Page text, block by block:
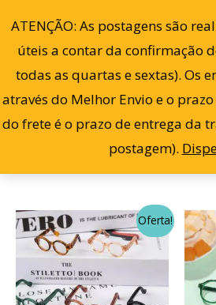
ATENÇÃO: As postagens são
úteis a contar da confirmação
todas as quartas e sextas). Os
através do Melhor Envio e o
do frete é o prazo de entrega da
postagem).
para
conteúdo
Filter Exibindo
Oferta!
O
preço
original
era:
R$ 20,00.
O
preço
atual
é:
R$ 15,00.
Este
produto